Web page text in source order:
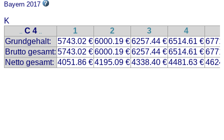
Bayern 2017
K
.. C 4 .. 1 2 3 4
Grundgehalt:
5743.02 €6000.19 €6257.44 €6514.61 €
Brutto gesamt: 5743.02 €6000.19 €6257.44 €6514.61 €
Netto gesamt: 4051.86 €4195.09 €4338.40 €4481.63 €